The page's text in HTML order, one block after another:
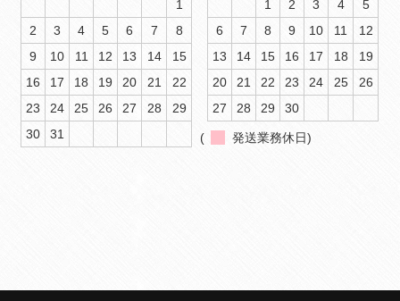
1
2
3 4 5 6 7
8
9
10 11 12 13 14
15
16
17 18 19 20 21
22
23
24 25 26 27 28
29
30
31
1
2 3 4
5
6
7 8 9 10 11
12
13
14 15 16 17 18
19
20
21 22 23 24 25
26
27
28 29 30
( 発送業務休日)